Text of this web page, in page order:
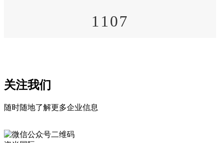
1107
关注我们
随时随地了解更多企业信息